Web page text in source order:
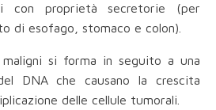
con proprietà secretorie (per
di esofago, stomaco e colon).
si forma in seguito a una
DNA che causano la crescita
delle cellule tumorali.